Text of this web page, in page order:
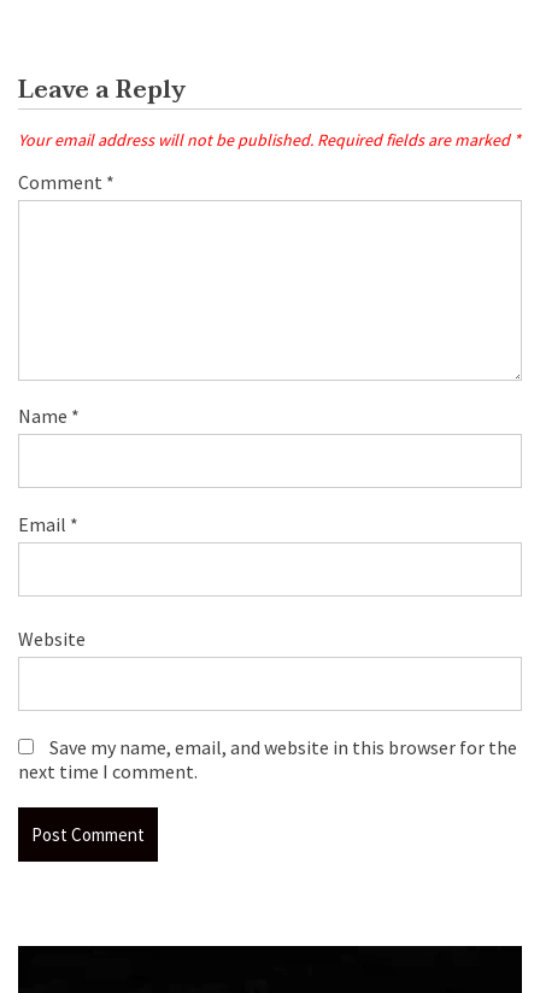
Leave a Reply
Your email address will not be published. Required fields are marked *
Comment *
Name *
Email *
Website
Save my name, email, and website in this browser for the
next time I comment.